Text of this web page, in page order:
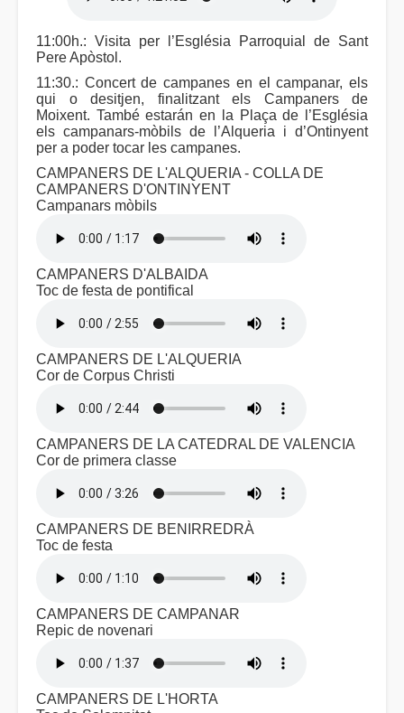
11:00h.: Visita per l’Església Parroquial de Sant
Pere Apòstol.
11:30.: Concert de campanes en el campanar, els
qui o desitjen, finalitzant els Campaners de
Moixent. També estarán en la Plaça de l’Església
els campanars-mòbils de l’Alqueria i d’Ontinyent
per a poder tocar les campanes.
CAMPANERS DE L'ALQUERIA - COLLA DE
CAMPANERS D'ONTINYENT
Campanars mòbils
CAMPANERS D'ALBAIDA
Toc de festa de pontifical
CAMPANERS DE L'ALQUERIA
Cor de Corpus Christi
CAMPANERS DE LA CATEDRAL DE VALENCIA
Cor de primera classe
CAMPANERS DE BENIRREDRÀ
Toc de festa
CAMPANERS DE CAMPANAR
Repic de novenari
CAMPANERS DE L'HORTA